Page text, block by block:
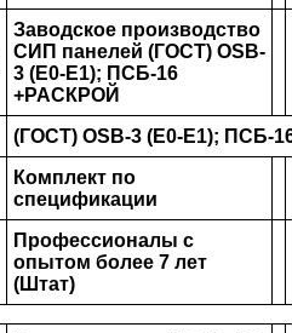
Заводское производство
СИП панелей (ГОСТ) ОSB-
3 (Е0-Е1); ПСБ-16
+РАСКРОЙ
(ГОСТ) ОSB-3 (Е0-Е1); ПСБ-
Комплект по
спецификации
Профессионалы с
опытом более 7 лет
(Штат)